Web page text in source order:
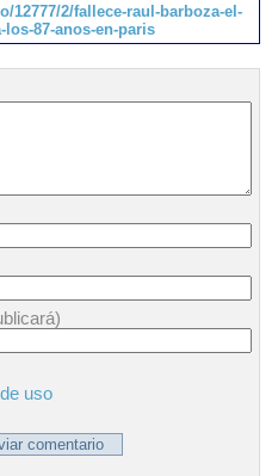
12777/2/fallece-raul-barboza-el-
87-anos-en-paris
uso